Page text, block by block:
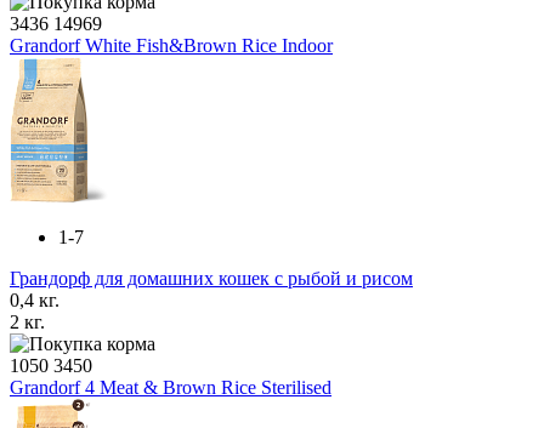
3436 14969
Grandorf White Fish&Brown Rice Indoor
1-7
Грандорф для домашних кошек с рыбой и рисом
0,4 кг.
2 кг.
1050 3450
Grandorf 4 Meat & Brown Rice Sterilised